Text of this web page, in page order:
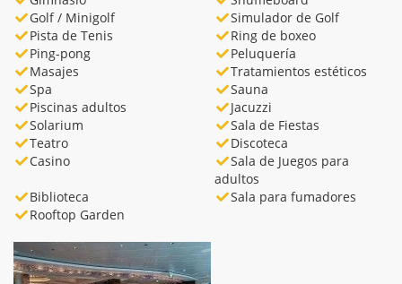
Golf / Minigolf
Simulador de Golf
Pista de Tenis
Ring de boxeo
Ping-pong
Peluquería
Masajes
Tratamientos estéticos
Spa
Sauna
Piscinas adultos
Jacuzzi
Solarium
Sala de Fiestas
Teatro
Discoteca
Casino
Sala de Juegos para
adultos
Biblioteca
Sala para fumadores
Rooftop Garden